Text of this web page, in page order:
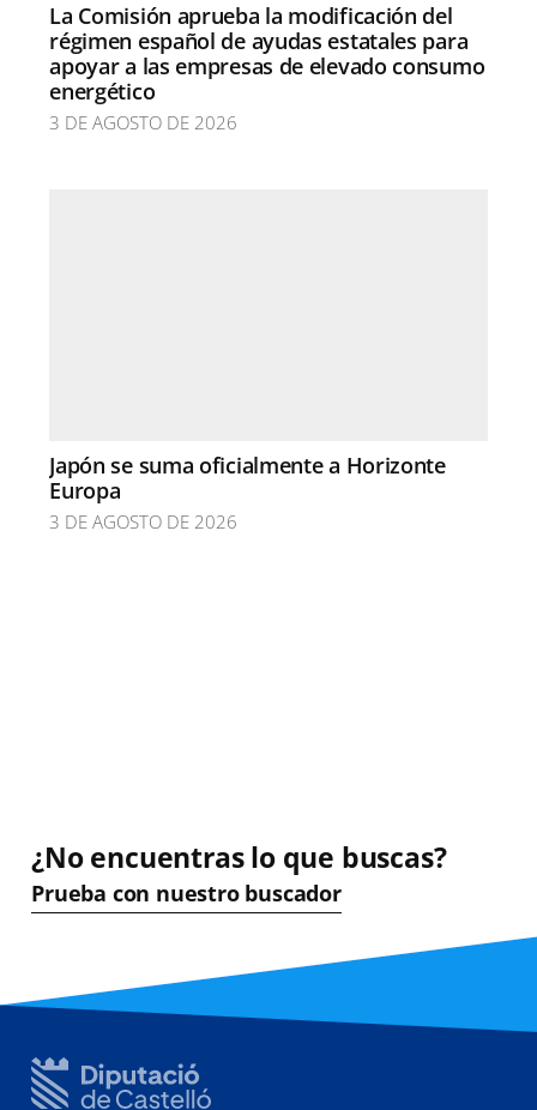
La Comisión aprueba la modificación del
régimen español de ayudas estatales para
apoyar a las empresas de elevado consumo
energético
3 DE AGOSTO DE 2026
Japón se suma oficialmente a Horizonte
Europa
3 DE AGOSTO DE 2026
¿No encuentras lo que buscas?
Prueba con nuestro buscador